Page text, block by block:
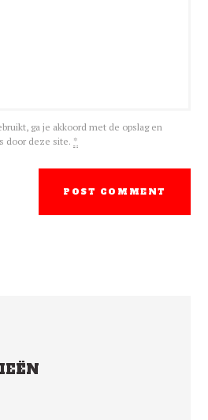
ga je akkoord met de opslag en
door deze site. *